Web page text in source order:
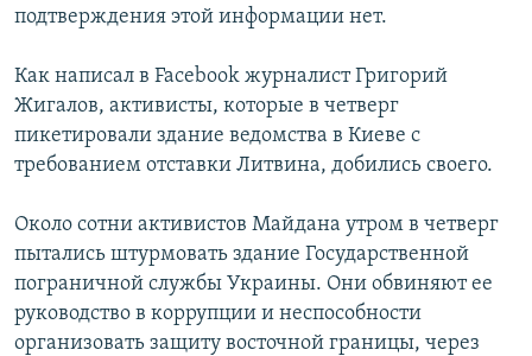
ТОҶИКӢ
Все сайты РСЕ/РС
подтверждения этой информации нет.
Как написал в Facebook журналист Григорий
Жигалов, активисты, которые в четверг
пикетировали здание ведомства в Киеве с
требованием отставки Литвина, добились своего.
Около сотни активистов Майдана утром в четверг
пытались штурмовать здание Государственной
пограничной службы Украины. Они обвиняют ее
руководство в коррупции и неспособности
организовать защиту восточной границы, через